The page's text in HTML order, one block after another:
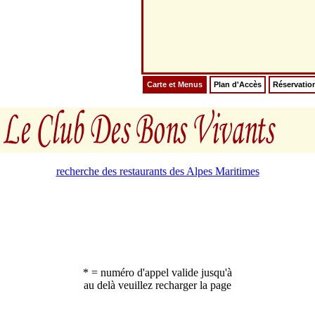
Carte et Menus Plan d'Accès
recherche des restaurants des Alpes Maritimes
* = numéro d'appel valide jusqu'à
au delà veuillez recharger la page